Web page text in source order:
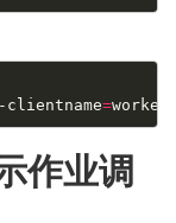
clientname=
作业调